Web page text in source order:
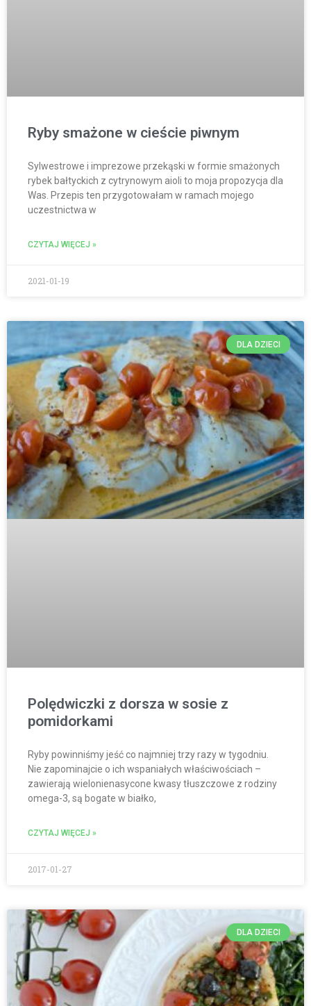
Ryby smażone w cieście piwnym
Sylwestrowe i imprezowe przekąski w formie smażonych
rybek bałtyckich z cytrynowym aioli to moja propozycja dla
Was. Przepis ten przygotowałam w ramach mojego
uczestnictwa w
CZYTAJ WIĘCEJ »
2021-01-19
DLA DZIECI
Polędwiczki z dorsza w sosie z
pomidorkami
Ryby powinniśmy jeść co najmniej trzy razy w tygodniu.
Nie zapominajcie o ich wspaniałych właściwościach –
zawierają wielonienasycone kwasy tłuszczowe z rodziny
omega-3, są bogate w białko,
CZYTAJ WIĘCEJ »
2017-01-27
DLA DZIECI